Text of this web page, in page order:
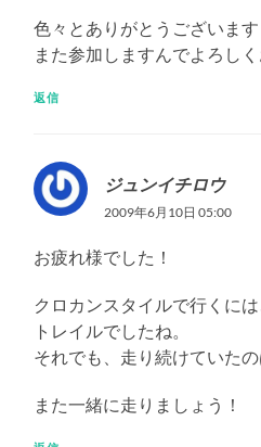
色々とありがとうございま
また参加しますんでよろし
返信
ジュンイチロウ
2009年6月10日 05:00
お疲れ様でした！
クロカンスタイルで行くに
トレイルでしたね。
それでも、走り続けていた
また一緒に走りましょう！